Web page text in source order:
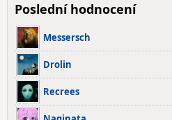
Poslední hodnocení
Messersch
Drolin
Recrees